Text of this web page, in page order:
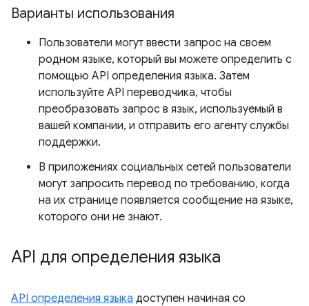
Варианты использования
Пользователи могут ввести запрос на своем
родном языке, который вы можете определить с
помощью API определения языка. Затем
используйте API переводчика, чтобы
преобразовать запрос в язык, используемый в
вашей компании, и отправить его агенту службы
поддержки.
В приложениях социальных сетей пользователи
могут запросить перевод по требованию, когда
на их странице появляется сообщение на языке,
которого они не знают.
API для определения языка
API определения языка доступен начиная со